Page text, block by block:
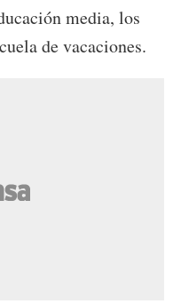
media, los
de vacaciones.